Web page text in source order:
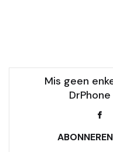
Mis geen